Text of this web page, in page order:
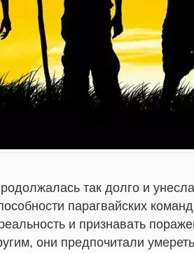
так долго и
парагвайских
и признавать
они предпочитали